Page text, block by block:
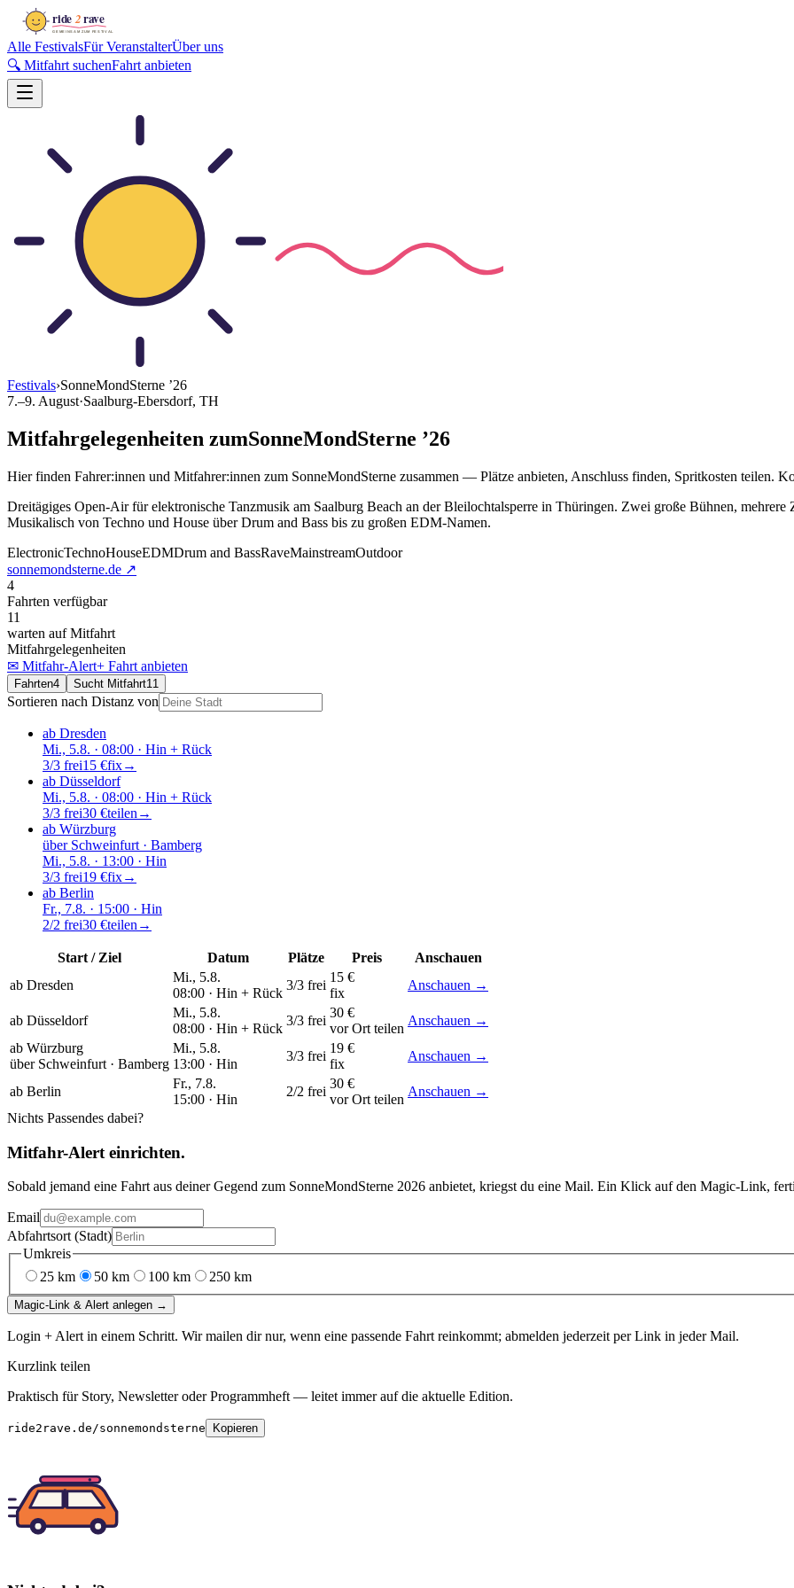
Alle FestivalsFür VeranstalterÜber uns
🔍 Mitfahrt suchenFahrt anbieten
Festivals›SonneMondSterne ’26
7.–9. August·Saalburg-Ebersdorf, TH
Mitfahrgelegenheiten zumSonneMondSterne ’26
Hier finden Fahrer:innen und Mitfahrer:innen zum SonneMondSterne zusammen — Plätze anbieten, Anschluss finden, Spritkosten teilen.
Dreitägiges Open-Air für elektronische Tanzmusik am Saalburg Beach an der Bleilochtalsperre in Thüringen. Zwei große Bühnen, mehrere
Musikalisch von Techno und House über Drum and Bass bis zu großen EDM-Namen.
ElectronicTechnoHouseEDMDrum and BassRaveMainstreamOutdoor
sonnemondsterne.de ↗
4
Fahrten verfügbar
11
warten auf Mitfahrt
Mitfahrgelegenheiten
✉ Mitfahr-Alert+ Fahrt anbieten
Fahrten4 Sucht Mitfahrt11
Sortieren nach Distanz von
ab Dresden
Mi., 5.8. · 08:00 · Hin + Rück
3/3 frei15 €fix→
ab Düsseldorf
Mi., 5.8. · 08:00 · Hin + Rück
3/3 frei30 €teilen →
ab Würzburg
über Schweinfurt · Bamberg
Mi., 5.8. · 13:00 · Hin
3/3 frei19 €fix→
ab Berlin
Fr., 7.8. · 15:00 · Hin
2/2 frei30 €teilen →
Start / Ziel Datum Plätze Preis
Anschauen
ab Dresden
Mi., 5.8.
08:00 · Hin + Rück
3/3 frei
15 €
fix
Anschauen →
ab Düsseldorf
Mi., 5.8.
08:00 · Hin + Rück
3/3 frei
30 €
vor Ort teilen
Anschauen →
ab Würzburg
über Schweinfurt · Bamberg
Mi., 5.8.
13:00 · Hin
3/3 frei
19 €
fix
Anschauen →
ab Berlin
Fr., 7.8.
15:00 · Hin
2/2 frei
30 €
vor Ort teilen
Anschauen →
Nichts Passendes dabei?
Mitfahr-Alert einrichten.
Sobald jemand eine Fahrt aus deiner Gegend zum SonneMondSterne 2026 anbietet, kriegst du eine Mail. Ein Klick auf den Magic-Link,
Email
Abfahrtsort (Stadt)
Umkreis
25 km 50 km 100 km 250 km
Magic-Link & Alert anlegen →
Login + Alert in einem Schritt. Wir mailen dir nur, wenn eine passende Fahrt reinkommt; abmelden jederzeit per Link in jeder Mail.
Kurzlink teilen
Praktisch für Story, Newsletter oder Programmheft — leitet immer auf die aktuelle Edition.
ride2rave.de/sonnemondsterne Kopieren